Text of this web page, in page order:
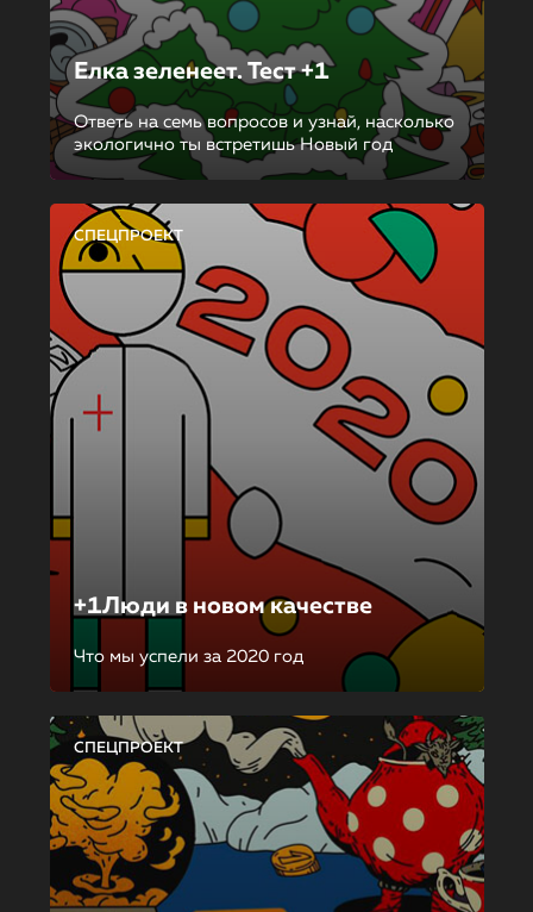
Елка зеленеет. Тест +1
Ответь на семь вопросов и узнай, насколько
экологично ты встретишь Новый год
СПЕЦПРОЕКТ
+1Люди в новом качестве
Что мы успели за 2020 год
СПЕЦПРОЕКТ